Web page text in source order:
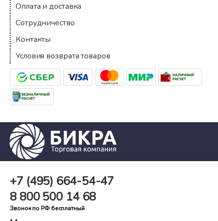
Оплата и доставка
Сотрудничество
Контакты
Условия возврата товаров
+7 (495) 664-54-47
8 800500 14 68
Звонок по РФ бесплатный